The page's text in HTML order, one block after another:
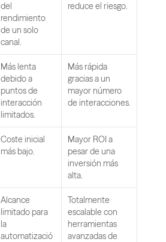
del
rendimiento
de un solo
canal.
reduce el riesgo.
Más lenta
debido a
puntos de
interacción
limitados.
Más rápida
gracias a un
mayor número
de interacciones.
Coste inicial
más bajo.
Mayor ROI a
pesar de una
inversión más
alta.
Alcance
limitado para
la
automatizació
Totalmente
escalable con
herramientas
avanzadas de